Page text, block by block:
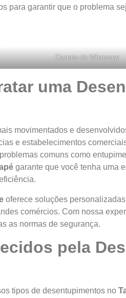
para garantir que o problema
Contato do Whatsapp
uma
movimentados e
e estabelecimentos
comuns como
garante que você tenha uma
oferece soluções
comércios. Com nossa
as normas de segurança.
pela
tipos de desentupimentos no